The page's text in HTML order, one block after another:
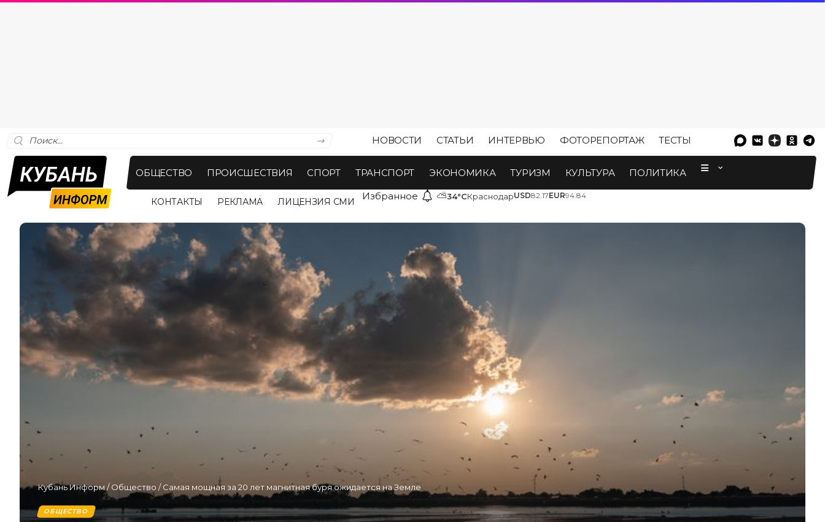
НОВОСТИ СТАТЬИ ИНТЕРВЬЮ ФОТОРЕПОРТАЖ ТЕСТЫ
ОБЩЕСТВО ПРОИСШЕСТВИЯ СПОРТ ТРАНСПОРТ ЭКОНОМИКА ТУРИЗМ КУЛЬТУРА ПОЛИТИКА
КОНТАКТЫ РЕКЛАМА ЛИЦЕНЗИЯ СМИ Избранное ⛅34°CКраснодарUSD82.17EUR94.84
Кубань Информ/Общество /Самая мощная за 20 лет магнитная буря ожидается на Земле
ОБЩЕСТВО